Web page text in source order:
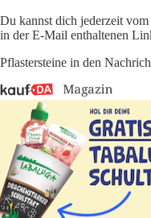
Du kannst dich jederzeit
in der E-Mail enthaltenen
Pflastersteine in den